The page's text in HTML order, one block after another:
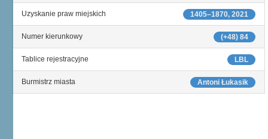
1405–1870, 2021
Uzyskanie praw miejskich
(+48) 84
Numer kierunkowy
LBL
Tablice rejestracyjne
Antoni Łukasik
Burmistrz miasta